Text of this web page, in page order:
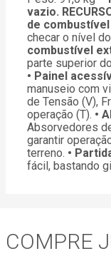
vazio.
de combustível
checar o nível
combustível
parte superior
• Painel
manuseio com
de Tensão (V),
operação (T). •
Absorvedores
garantir
terreno. •
fácil, bastando
COMPRE